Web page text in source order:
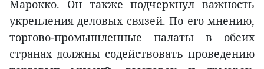
Марокко. Он также подчеркнул важность
укрепления деловых связей. По его мнению,
торгово-промышленные палаты в обеих
странах должны содействовать проведению